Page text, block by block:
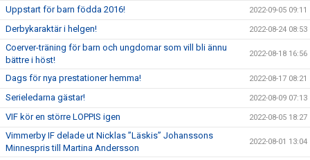
Uppstart för barn födda 2016! 2022-09-05 09:11
Derbykaraktär i helgen! 2022-08-24 08:53
Coerver-träning för barn och ungdomar som vill bli ännu
bättre i höst!
2022-08-18 16:56
Dags för nya prestationer hemma! 2022-08-17 08:21
Serieledarna gästar! 2022-08-09 07:13
VIF kör en större LOPPIS igen 2022-08-05 18:27
Vimmerby IF delade ut Nicklas ”Läskis” Johanssons
Minnespris till Martina Andersson
2022-08-01 13:04